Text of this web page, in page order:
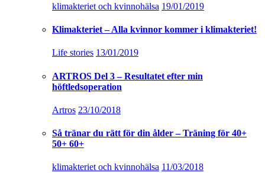
klimakteriet och kvinnohälsa 19/01/2019
Klimakteriet – Alla kvinnor kommer i klimakteriet!
Life stories 13/01/2019
ARTROS Del 3 – Resultatet efter min
höftledsoperation
Artros 23/10/2018
Så tränar du rätt för din ålder – Träning för 40+
50+ 60+
klimakteriet och kvinnohälsa 11/03/2018